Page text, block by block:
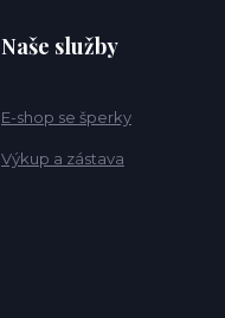
Naše služby
E-shop se šperky
Výkup a zástava